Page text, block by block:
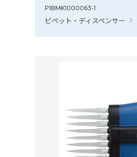
P1BMK1000063-1
ピペット・ディスペンサー